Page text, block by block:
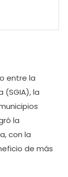
entre la
(SGIA), la
la
con la
de más